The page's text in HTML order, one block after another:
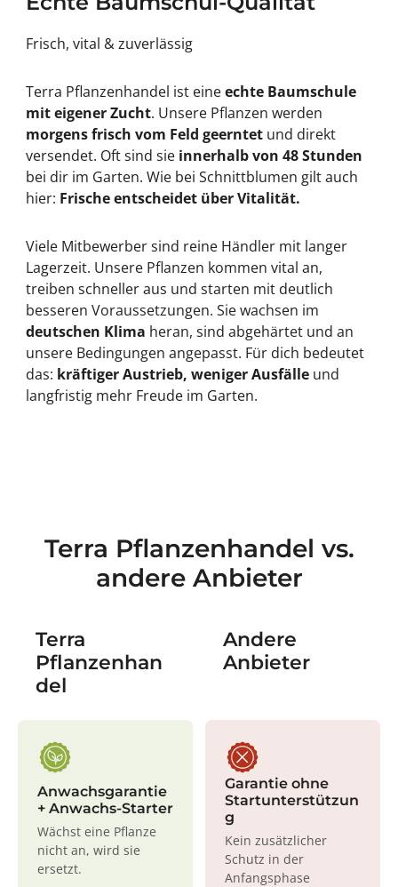
Frisch, vital & zuverlässig
Terra Pflanzenhandel ist eineechte Baumschule
mit eigener Zucht. Unsere Pflanzen werden
morgens frisch vom Feld geerntetund direkt
versendet. Oft sind sie innerhalb von 48 Stunden
bei dir im Garten. Wie bei Schnittblumen gilt auch
hier: Frische entscheidet über Vitalität.
Viele Mitbewerber sind reine Händler mit langer
Lagerzeit. Unsere Pflanzen kommen vital an,
treiben schneller aus und starten mit deutlich
besseren Voraussetzungen. Sie wachsen im
deutschen Klima heran, sind abgehärtet und an
unsere Bedingungen angepasst. Für dich bedeutet
das: kräftiger Austrieb, weniger Ausfälle und
langfristig mehr Freude im Garten.
Terra Pflanzenhandel vs.
andere Anbieter
Terra
Pflanzenhan
del
Andere
Anbieter
Anwachsgarantie
+ Anwachs-Starter
Wächst eine Pflanze
nicht an, wird sie
ersetzt.
Garantie ohne
Startunterstützun
g
Kein zusätzlicher
Schutz in der
Anfangsphase